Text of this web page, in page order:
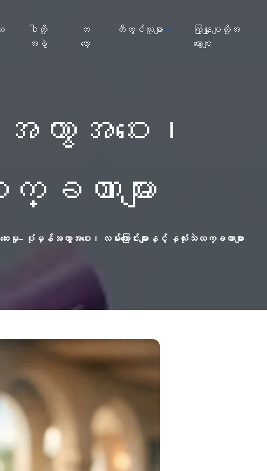
ငါတို့
အဖွဲ့
ဘ
လော့
တီထွင်သူများ
ကြှနျုပျတို့အ
ကွောငျး
ာအဝေး၊
ခဏာများ
းမှု- ပုံမှန်အကွာအဝေး၊ လမ်းကြောင်းများနှင့် နှလုံးသဲလက္ခဏာများ